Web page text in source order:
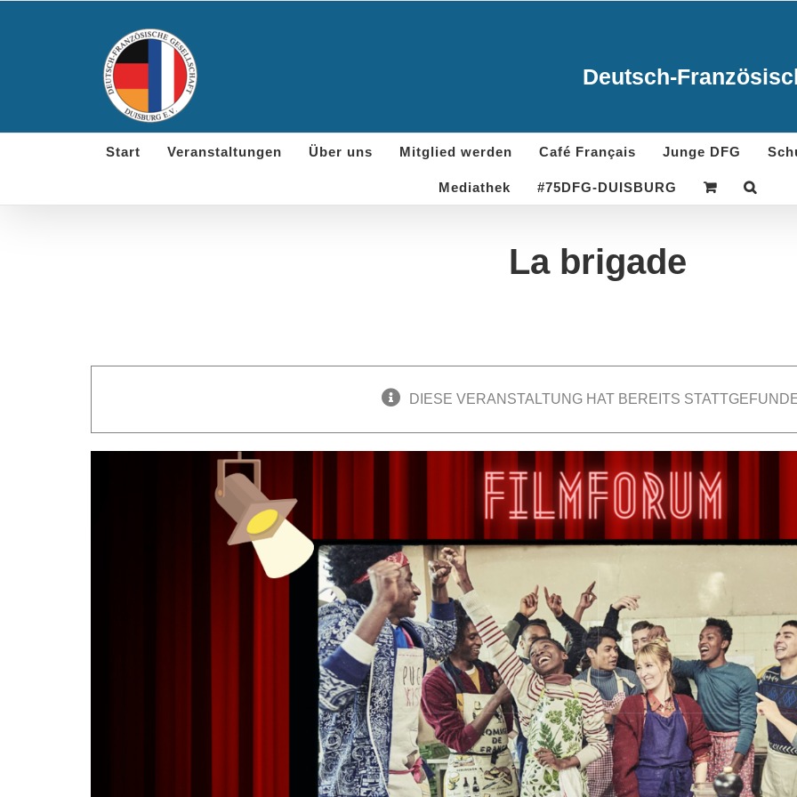
Deutsch-
Start Veranstaltungen Über uns Mitglied werden Café Français Junge DFG
Mediathek #75DFG-DUISBURG
La brigade
DIESE VERANSTALTUNG HAT BEREITS